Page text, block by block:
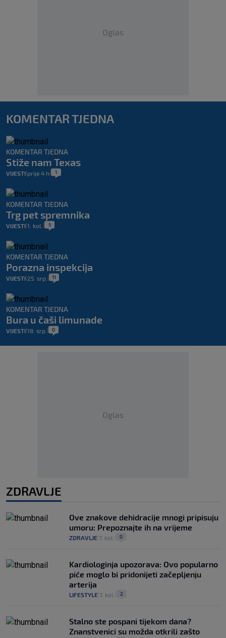
Oglas
KOMENTAR TJEDNA
KOMENTAR TJEDNA
Stiže nam Texas
VIJESTI prije 4 h 1
KOMENTAR TJEDNA
Trg pet spremnika
VIJESTI 1. kol. 5
KOMENTAR TJEDNA
Porazna inspekcija
VIJESTI 25. srp. 11
KOMENTAR TJEDNA
Bura u čaši limunade
VIJESTI 18. srp. 0
Oglas
ZDRAVLJE
Ove znakove dehidracije mnogi pripisuju
umoru: Prepoznajte ih na vrijeme
ZDRAVLJE 7. kol. 0
Kardiologinja upozorava: Ovo popularno
piće moglo bi pridonijeti začepljenju
arterija
LIFESTYLE 7. kol. 2
Stalno ste pospani tijekom dana?
Znanstvenici su možda otkrili zašto